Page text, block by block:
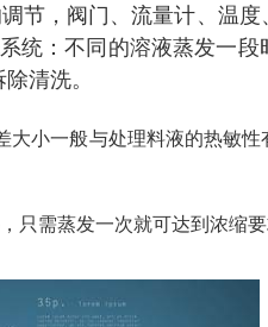
节，阀门、流量计、温
统：不同的溶液蒸发一
清洗。
小一般与处理料液的热敏
只需蒸发一次就可达到浓缩要